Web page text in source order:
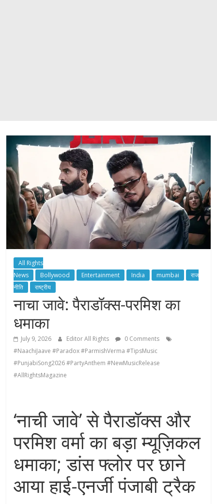
All Rights
News
Bollywood Entertainment India mumbai
राज
नीति
राष्ट्रीय
नाचा जावे: पैराडॉक्स-परमिश का
धमाका
July 9, 2026 Editor All Rights
0 Comments
#NaachiJaave #Paradox #ParmishVerma #TipsMusic
#PunjabiSong2026 #PartyAnthem #NewMusicRelease
#AllRightsMagazine
‘नाची जावे’ से पैराडॉक्स और
परमिश वर्मा का बड़ा म्यूज़िकल
धमाका; डांस फ्लोर पर छाने
आया हाई-एनर्जी पंजाबी ट्रैक